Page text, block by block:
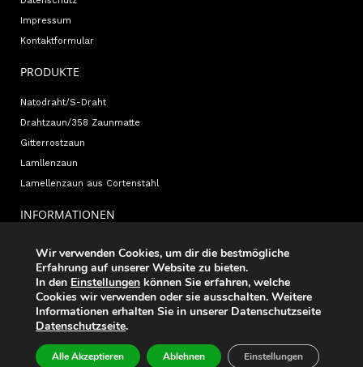
Impressum
Kontaktformular
PRODUKTE
Natodraht/S-Draht
Drahtzaun/358 Zaunmatte
Gitterrostzaun
Lamllenzaun
Lamellenzaun aus Cortenstahl
INFORMATIONEN
Prospekte
Allgemeine Geschäftsbedingungen
Projekte
Wir verwenden Cookies, um dir die bestmögliche
Erfahrung auf unserer Website zu bieten.
In den Einstellungen können Sie erfahren, welche
Cookies wir verwenden oder sie ausschalten. Weitere
Informationen erhalten Sie in unserer Datenschutzseite
Datenschutzseite.
Alle Akzeptieren Ablehnen Einstellungen